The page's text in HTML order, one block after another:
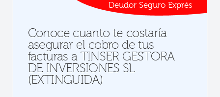
Deudor Seguro Exprés
Conoce cuanto te costaría
asegurar el cobro de tus
facturas a TINSER GESTORA
DE INVERSIONES SL
(EXTINGUIDA)